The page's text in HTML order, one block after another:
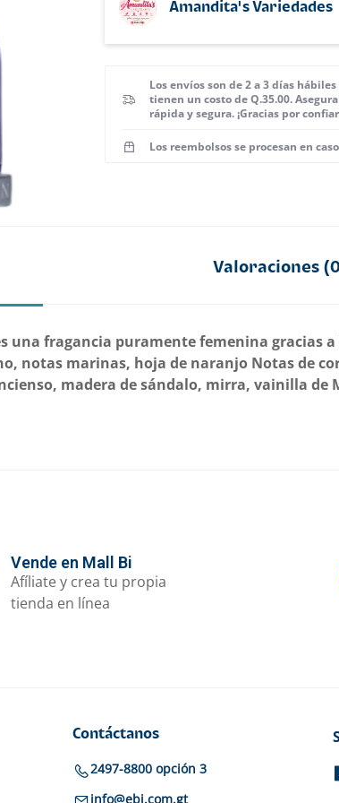
Amandita's Variedades
Los envíos son de 2 a 3 días
tienen un costo de Q.35.00.
rápida y segura. ¡Gracias por
Los reembolsos se procesan en
Valoraciones
una fragancia puramente femenina gracias
notas marinas, hoja de naranjo Notas de
madera de sándalo, mirra, vainilla de
Vende en Mall Bi
Afíliate y crea tu propia
tienda en línea
Contáctanos
2497-8800 opción 3
info@ebi.com.gt